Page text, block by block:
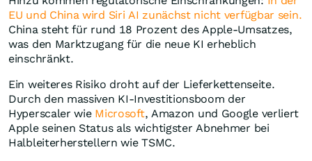
EU und China wird Siri AI zunächst nicht verfügbar sein.
China steht für rund 18 Prozent des Apple-Umsatzes,
was den Marktzugang für die neue KI erheblich
einschränkt.
Ein weiteres Risiko droht auf der Lieferkettenseite.
Durch den massiven KI-Investitionsboom der
Hyperscaler wie Microsoft, Amazon und Google verliert
Apple seinen Status als wichtigster Abnehmer bei
Halbleiterherstellern wie TSMC.